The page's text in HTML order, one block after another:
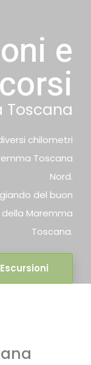
e
Toscana
chilometri
Toscana
Nord.
del buon
Maremma
Toscana.